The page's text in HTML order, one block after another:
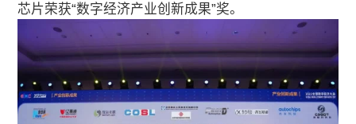
芯片荣获“数字经济产业创新成果”奖。